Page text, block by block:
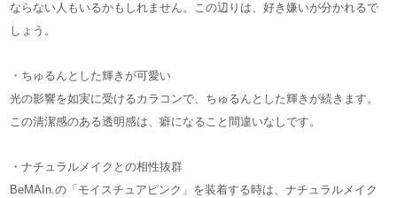
ならない人もいるかもしれません。この辺りは、好き嫌いが分かれるで
しょう。
・ちゅるんとした輝きが可愛い
光の影響を如実に受けるカラコンで、ちゅるんとした輝きが続きます。
この清潔感のある透明感は、癖になること間違いなしです。
・ナチュラルメイクとの相性抜群
BeMAIn.の「モイスチュアピンク」を装着する時は、ナチュラルメイク